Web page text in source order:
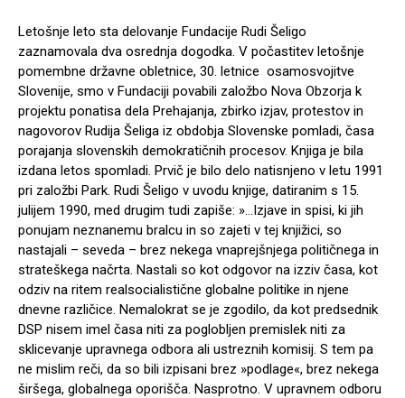
Letošnje leto sta delovanje Fundacije Rudi Šeligo
zaznamovala dva osrednja dogodka. V počastitev letošnje
pomembne državne obletnice, 30. letnice osamosvojitve
Slovenije, smo v Fundaciji povabili založbo Nova Obzorja k
projektu ponatisa dela Prehajanja, zbirko izjav, protestov in
nagovorov Rudija Šeliga iz obdobja Slovenske pomladi, časa
porajanja slovenskih demokratičnih procesov. Knjiga je bila
izdana letos spomladi. Prvič je bilo delo natisnjeno v letu 1991
pri založbi Park. Rudi Šeligo v uvodu knjige, datiranim s 15.
julijem 1990, med drugim tudi zapiše: »…Izjave in spisi, ki jih
ponujam neznanemu bralcu in so zajeti v tej knjižici, so
nastajali – seveda – brez nekega vnaprejšnjega političnega in
strateškega načrta. Nastali so kot odgovor na izziv časa, kot
odziv na ritem realsocialistične globalne politike in njene
dnevne različice. Nemalokrat se je zgodilo, da kot predsednik
DSP nisem imel časa niti za poglobljen premislek niti za
sklicevanje upravnega odbora ali ustreznih komisij. S tem pa
ne mislim reči, da so bili izpisani brez »podlage«, brez nekega
širšega, globalnega oporišča. Nasprotno. V upravnem odboru